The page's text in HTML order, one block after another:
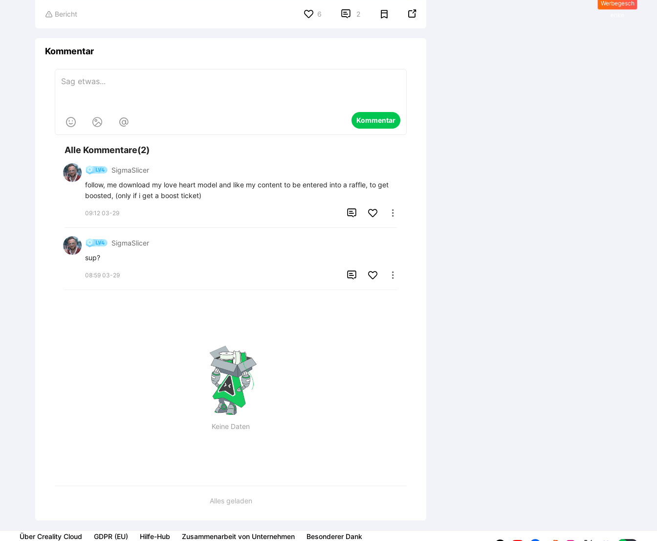
 Bericht 6  2 
Kommentar
   Kommentar
Alle Kommentare(2)
SigmaSlicer
follow, me download my love heart model and like my content to be entered into a raffle, to get
boosted, (only if i get a boost ticket)
09:12 03-29  
SigmaSlicer
sup?
08:59 03-29  
Keine Daten
Alles geladen
Über Creality Cloud GDPR (EU) Hilfe-Hub Zusammenarbeit von Unternehmen
Besonderer Dank
Werbegesch